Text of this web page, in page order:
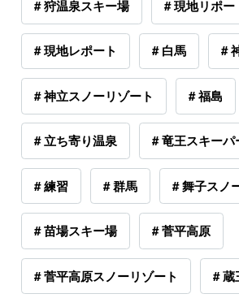
# 狩温泉スキー場 # 現地リポー
# 現地レポート # 白馬 #
# 神立スノーリゾート # 福島
# 立ち寄り温泉 # 竜王スキーパ
# 練習 # 群馬 # 舞子スノ
# 苗場スキー場 # 菅平高原
# 菅平高原スノーリゾート # 蔵